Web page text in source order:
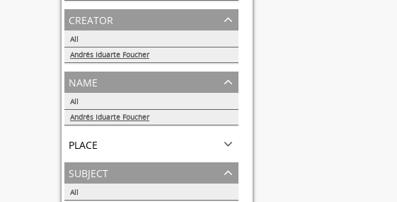
1
creator
All
Andrés Iduarte Foucher
1
name
All
Andrés Iduarte Foucher
place
subject
All